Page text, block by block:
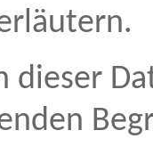
dieser